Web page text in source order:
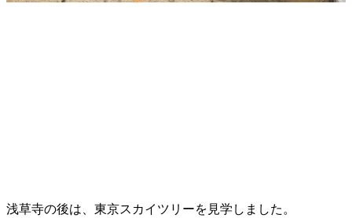
浅草寺の後は、東京スカイツリーを見学しました。